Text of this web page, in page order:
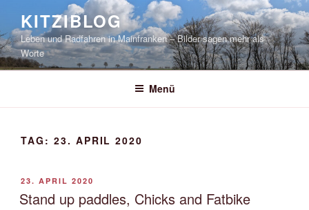
springen
KITZIBLOG
Leben und Radfahren in Mainfranken – Bilder sagen mehr als
Worte
Menü
TAG: 23. APRIL 2020
VERÖFFENTLICHT
AM
23. APRIL 2020
Stand up paddles, Chicks and Fatbike